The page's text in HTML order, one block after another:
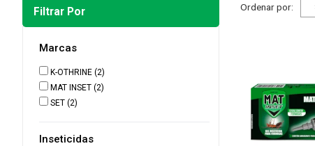
Filtrar Por
Marcas
K-OTHRINE (2)
MAT INSET (2)
SET (2)
Inseticidas
Ordenar por: